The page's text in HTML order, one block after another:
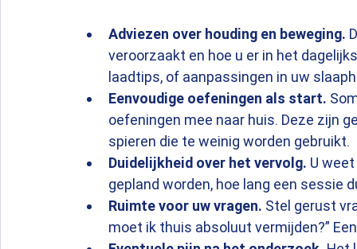
Adviezen over houding en beweging.
veroorzaakt en hoe u er in het
laadtips, of aanpassingen in uw
Eenvoudige oefeningen als start.
oefeningen mee naar huis. Deze zijn
spieren die te weinig worden gebruikt.
Duidelijkheid over het vervolg. U
gepland worden, hoe lang een sessie
Ruimte voor uw vragen. Stel gerust
moet ik thuis absoluut vermijden?”